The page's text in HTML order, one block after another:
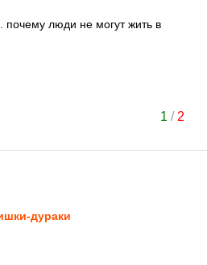
почему люди не могут жить в
1 / 2
дураки